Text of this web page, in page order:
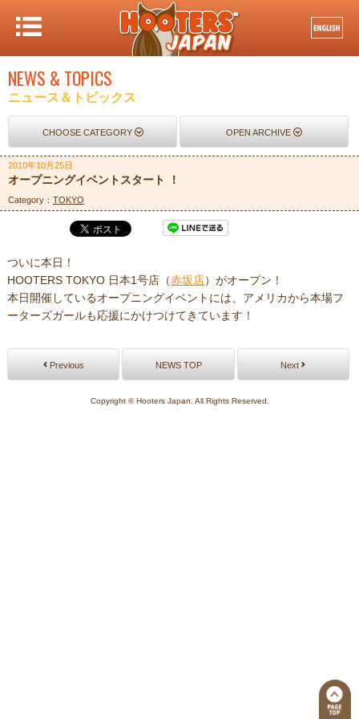
NEWS & TOPICS
ニュース＆トピックス
CHOOSE CATEGORY OPEN ARCHIVE
2010年10月25日
オープニングイベントスタート ！
Category： TOKYO
ついに本日！
HOOTERS TOKYO 日本1号店（赤坂店）がオープン！
本日開催しているオープニングイベントには、アメリカから本場フ
ーターズガールも応援にかけつけてきています！
Previous NEWS TOP Next
Copyright © Hooters Japan. All Rights Reserved.